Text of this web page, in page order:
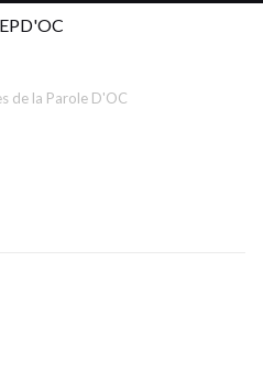
de la Parole D'OC